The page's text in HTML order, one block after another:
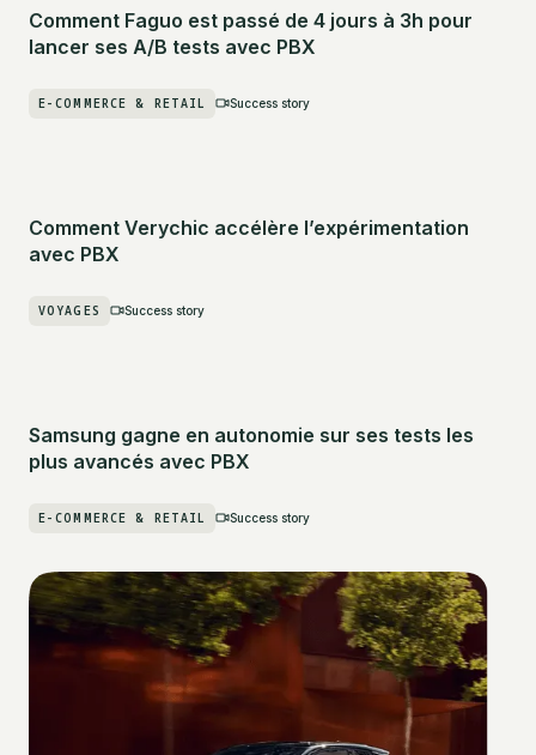
Comment Faguo est passé de 4 jours à 3h pour
lancer ses A/B tests avec PBX
E-COMMERCE & RETAIL Success story
Comment Verychic accélère l’expérimentation
avec PBX
VOYAGES Success story
Samsung gagne en autonomie sur ses tests les
plus avancés avec PBX
E-COMMERCE & RETAIL Success story